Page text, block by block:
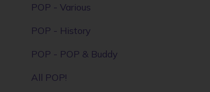
POP - Various
POP - History
POP - POP & Buddy
All POP!